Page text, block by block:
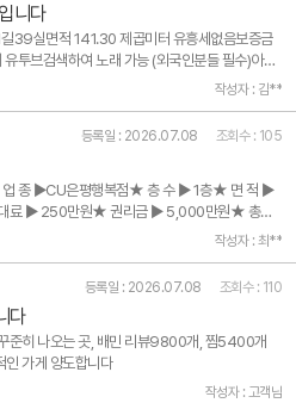
니다
39실면적 141.30 제곱미터 유흥세없음보증금
투브검색하여 노래 가능 (외국인분들 필수)아자
제곱미터 영업허가1종 유흥주점 윌세150. 보증
작성자 : 김**
등록일 : 2026.07.08 조회수 : 105
종 ▶CU은평행복점★ 층 수 ▶ 1층★ 면 적 ▶
료 ▶ 250만원★ 권리금 ▶ 5,000만원★ 총금
및 집과 거리가 너무 멀어서 ★ 매출내역 & 지
작성자 : 최**
등록일 : 2026.07.08 조회수 : 110
다
준히 나오는 곳, 배민 리뷰9800개, 찜5400개
가게 양도합니다
작성자 : 고객님